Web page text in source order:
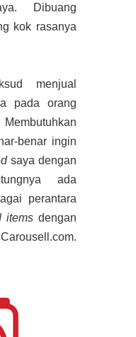
Dibuang
kok rasanya
menjual
pada orang
benar ingin
saya dengan
ada
perantara
items dengan